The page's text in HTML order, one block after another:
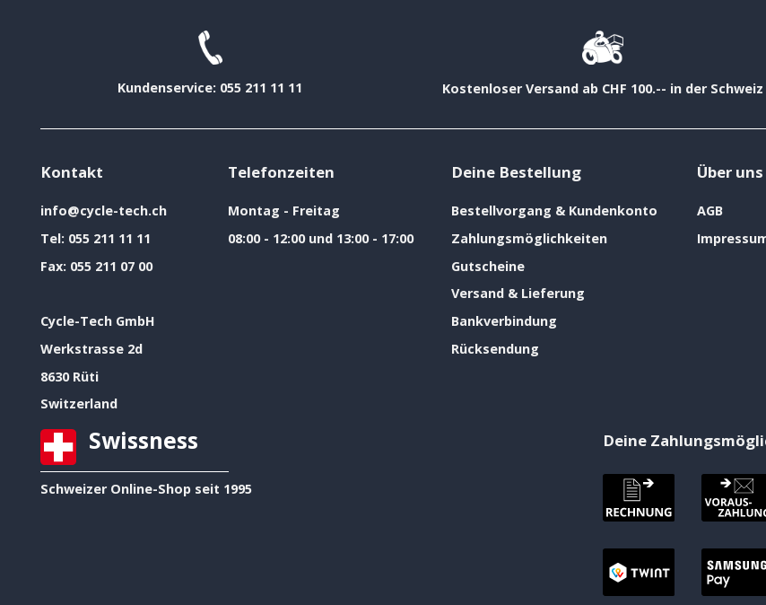
Kundenservice: 055 211 11 11 Kostenloser Versand ab CHF 100.-- in der Schweiz
Kontakt
info@cycle-tech.ch
Tel: 055 211 11 11
Fax: 055 211 07 00
Cycle-Tech GmbH
Werkstrasse 2d
8630 Rüti
Switzerland
Telefonzeiten
Montag - Freitag
08:00 - 12:00 und 13:00 - 17:00
Deine Bestellung
Bestellvorgang & Kundenkonto
Zahlungsmöglichkeiten
Gutscheine
Versand & Lieferung
Bankverbindung
Rücksendung
Über uns
AGB
Swissness
Schweizer Online-Shop seit 1995
Deine